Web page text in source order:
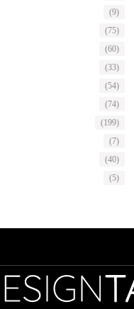
(9)
(75)
(60)
(33)
(54)
(74)
(199)
(7)
(40)
(5)